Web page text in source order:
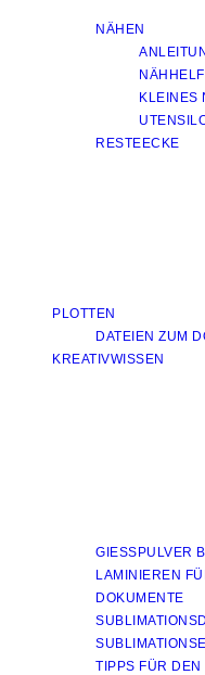
NÄHEN
KLEINES
RESTEECKE
PLOTTEN
DATEIEN ZUM
KREATIVWISSEN
GIESSPULVER
LAMINIEREN
DOKUMENTE
TIPPS FÜR DEN